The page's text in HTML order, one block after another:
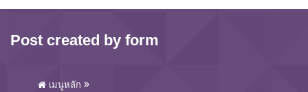
Post created by form
เมนูหลัก